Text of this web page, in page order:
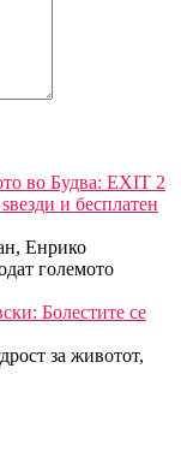
во Будва: EXIT 2
и бесплатен
Енрико
големото
Болестите се
за животот,